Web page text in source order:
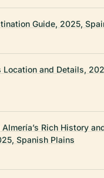
Guide, 2025,
Location and Details,
Rich History
Spanish Plains